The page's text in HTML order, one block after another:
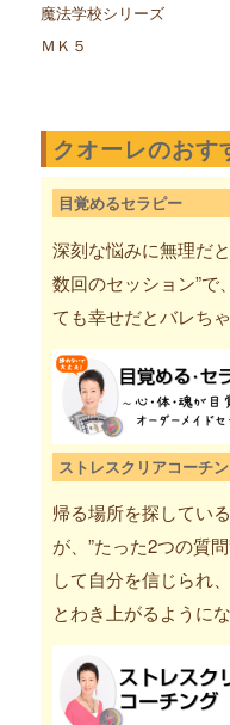
魔法学校シリーズ
ＭＫ５
クオーレのおす
目覚めるセラピー
深刻な悩みに無理だ
数回のセッション”で
ても幸せだとバレち
ストレスクリアコーチ
帰る場所を探してい
が、”たった2つの質
して自分を信じられ
とわき上がるように